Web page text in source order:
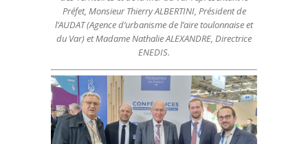
Préfet, Monsieur Thierry ALBERTINI, Président de
l’AUDAT (Agence d’urbanisme de l’aire toulonnaise et
du Var) et Madame Nathalie ALEXANDRE, Directrice
ENEDIS.